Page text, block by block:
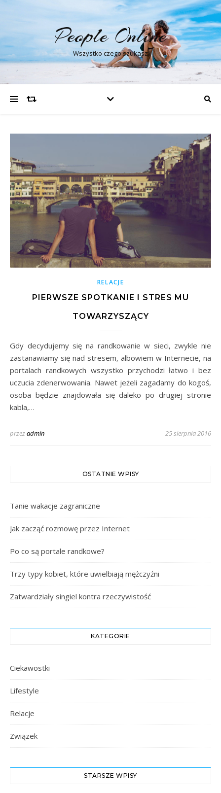
People Online
Wszystko czego szukasz
RELACJE
PIERWSZE SPOTKANIE I STRES MU
TOWARZYSZĄCY
Gdy decydujemy się na randkowanie w sieci, zwykle nie
zastanawiamy się nad stresem, albowiem w Internecie, na
portalach randkowych wszystko przychodzi łatwo i bez
uczucia zdenerwowania. Nawet jeżeli zagadamy do kogoś,
osoba będzie znajdowała się daleko po drugiej stronie
kabla,…
przezadmin 25 sierpnia 2016
OSTATNIE WPISY
Tanie wakacje zagraniczne
Jak zacząć rozmowę przez Internet
Po co są portale randkowe?
Trzy typy kobiet, które uwielbiają mężczyźni
Zatwardziały singiel kontra rzeczywistość
KATEGORIE
Ciekawostki
Lifestyle
Relacje
Związek
STARSZE WPISY